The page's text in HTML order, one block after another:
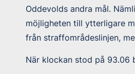
Oddevolds andra mål.
möjligheten till ytterligare
från straffområdeslinjen,
När klockan stod på 93.06